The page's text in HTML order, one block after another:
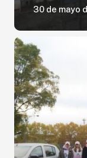
30 de mayo